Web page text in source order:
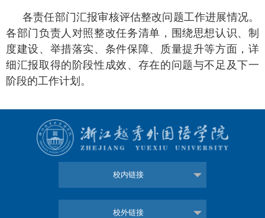
各责任部门汇报审核评估整改问题工作进展情况。
各部门负责人对照整改任务清单，围绕思想认识、制
度建设、举措落实、条件保障、质量提升等方面，详
细汇报取得的阶段性成效、存在的问题与不足及下一
阶段的工作计划。
校内链接
校外链接